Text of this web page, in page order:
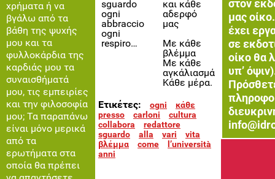
χρήματα ή να
βγάλω από τα
βάθη της ψυχής
μου και τα
φυλλοκάρδια της
καρδιάς μου τα
συναισθήματά
μου, τις εμπειρίες
και την φιλοσοφία
μου; Τα παραπάνω
είναι μόνο μερικά
από τα
ερωτήματα στα
οποία θα πρέπει
sguardo
ogni
abbraccio
ogni
respiro…
και κάθε
αδερφό
μας
Με κάθε
βλέμμα
Με κάθε
αγκάλιασμά
Κάθε μέρα.
Ετικέτες:
ogni
κάθε
presso
carloni
cultura
collabora
redattore
sguardo
alla vari
vita
βλέμμα
come
l’università
anni
στον
μας
έχει
σε
οίκο θα
υπ’